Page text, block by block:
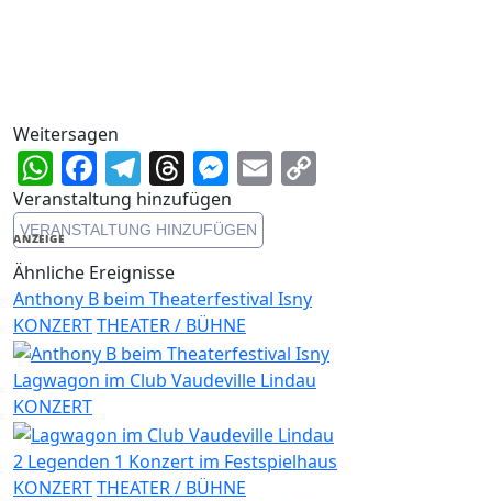
Weitersagen
WhatsApp
Facebook
Telegram
Threads
Messenger
Email
Veranstaltung hinzufügen
VERANSTALTUNG HINZUFÜGEN
ANZEIGE
Ähnliche Ereignisse
Anthony B beim Theaterfestival Isny
KONZERTTHEATER / BÜHNE
Lagwagon im Club Vaudeville Lindau
KONZERT
2 Legenden 1 Konzert im Festspielhaus
KONZERTTHEATER / BÜHNE